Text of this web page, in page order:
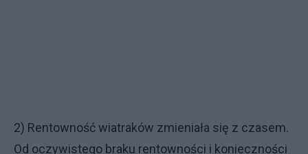
2) Rentowność wiatraków zmieniała się z czasem.
Od oczywistego braku rentowności i konieczności